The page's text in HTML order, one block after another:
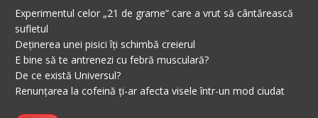
Experimentul celor „21 de grame” care a vrut să cântărească
sufletul
Deținerea unei pisici îți schimbă creierul
E bine să te antrenezi cu febră musculară?
De ce există Universul?
Renunțarea la cofeină ți-ar afecta visele într-un mod ciudat